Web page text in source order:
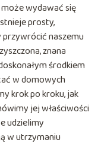
wydawać się
prosty,
przywrócić naszemu
znana
środkiem
w domowych
krok po kroku, jak
jej właściwości
udzielimy
w utrzymaniu